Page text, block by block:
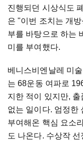
진행되던 시상식도
은 "이번 조치는 개
부를 바탕으로 하는
미를 부여했다.
베니스비엔날레 미
는 68운동 여파로
지한 적이 있지만,
없는 일이다. 엄정한
부여해온 핵심 요소
도 나온다. 수상작